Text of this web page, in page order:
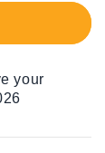
your